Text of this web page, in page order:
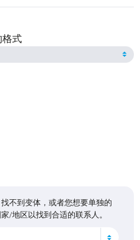
格式
不到变体，或者您想要单独的
/地区以找到合适的联系人。